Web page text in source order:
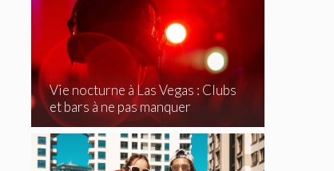
Vie nocturne à Las Vegas : Clubs
et bars à ne pas manquer